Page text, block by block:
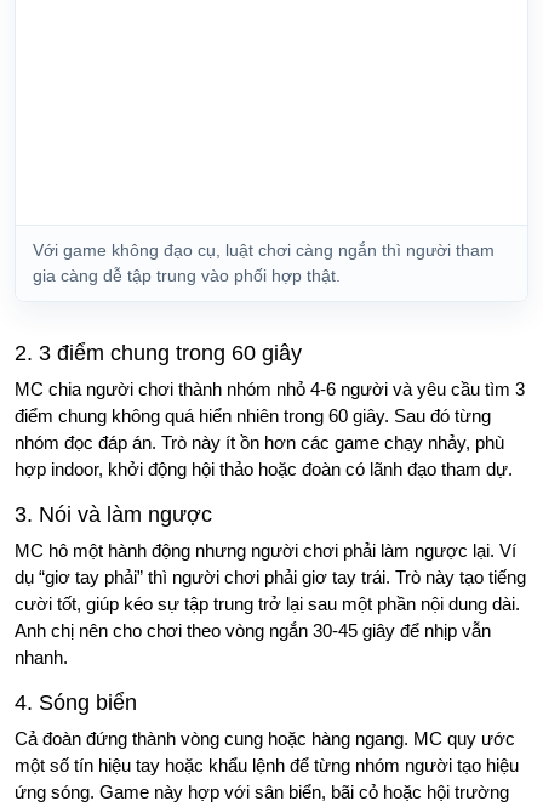
Với game không đạo cụ, luật chơi càng ngắn thì người tham
gia càng dễ tập trung vào phối hợp thật.
2. 3 điểm chung trong 60 giây
MC chia người chơi thành nhóm nhỏ 4-6 người và yêu cầu tìm 3
điểm chung không quá hiển nhiên trong 60 giây. Sau đó từng
nhóm đọc đáp án. Trò này ít ồn hơn các game chạy nhảy, phù
hợp indoor, khởi động hội thảo hoặc đoàn có lãnh đạo tham dự.
3. Nói và làm ngược
MC hô một hành động nhưng người chơi phải làm ngược lại. Ví
dụ “giơ tay phải” thì người chơi phải giơ tay trái. Trò này tạo tiếng
cười tốt, giúp kéo sự tập trung trở lại sau một phần nội dung dài.
Anh chị nên cho chơi theo vòng ngắn 30-45 giây để nhịp vẫn
nhanh.
4. Sóng biển
Cả đoàn đứng thành vòng cung hoặc hàng ngang. MC quy ước
một số tín hiệu tay hoặc khẩu lệnh để từng nhóm người tạo hiệu
ứng sóng. Game này hợp với sân biển, bãi cỏ hoặc hội trường